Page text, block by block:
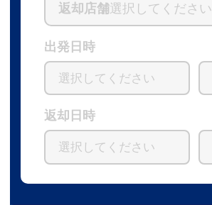
返却店舗選択してください
出発日時
返却日時